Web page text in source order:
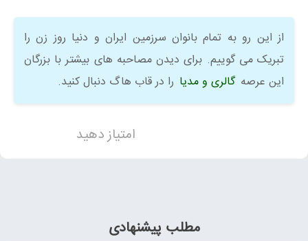
از این رو به تمام بانوان سرزمین ایران و دنیا روز زن را
تبریک می گوییم. برای دیدن مصاحبه های بیشتر با بزرگان
این عرصه گالری و مدیا را در قاب هاگ دنبال کنید.
امتیاز دهید
مطلب پیشنهادی